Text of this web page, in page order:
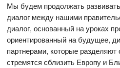
Мы будем продолжать
диалог между нашими
диалог, основанный на уроках
ориентированный на будущее,
партнерами, которые
стремятся сблизить Европу и